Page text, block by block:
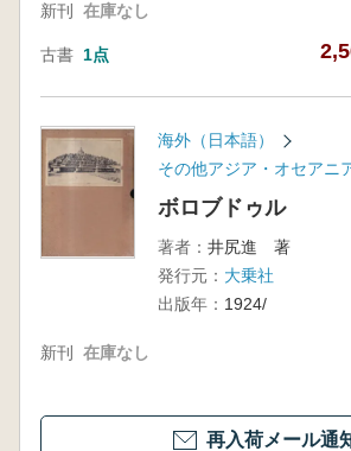
新刊 在庫なし
古書 1点
海外（日本語）
その他アジア・オセアニ
ボロブドゥル
著者： 井尻進 著
発行元： 大乗社
出版年： 1924/
新刊 在庫なし
再入荷メール通